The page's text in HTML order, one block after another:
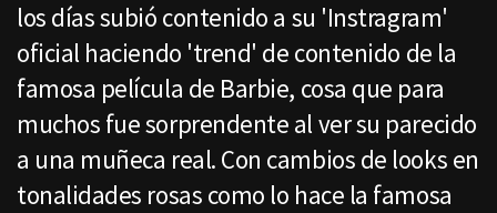
los días subió contenido a su 'Instragram'
oficial haciendo 'trend' de contenido de la
famosa película de Barbie, cosa que para
muchos fue sorprendente al ver su parecido
a una muñeca real. Con cambios de looks en
tonalidades rosas como lo hace la famosa